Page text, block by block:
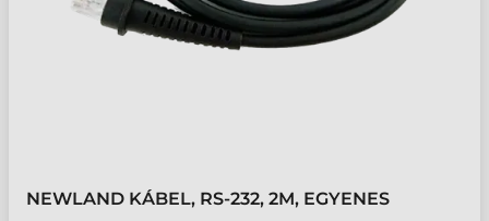
NEWLAND KÁBEL, RS-232, 2M, EGYENES